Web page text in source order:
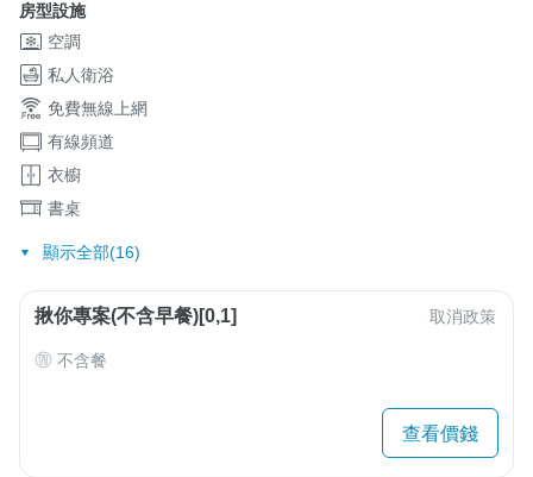
房型設施
空調
私人衛浴
免費無線上網
有線頻道
衣櫥
書桌
顯示全部(16)
揪你專案(不含早餐)[0,1] 取消政策
不含餐
查看價錢